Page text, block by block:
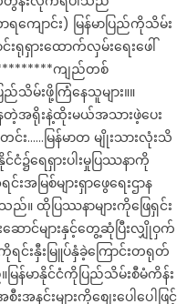
ျောင်း) မြန်မာပြည်ကိုသိမ်း
ရုရှားထောက်လှမ်းရေးဖေါ်
ကျည်တစ်
မ်းဖို့ကြံနေသူများ။။
ေတဲ့အရိုးနဲ့ထိုးမယ်အသားဖဲ့ပေး
မြန်မာတ မျိုးသားလုံးသိ
၌ရေရှားပါးမှုပြဿနာကို
မြစ်များရှာဖွေရေးဌာန
ည်။ ထိုပြဿနာများကိုဖြေရှင်း
ဆောင်များနှင့်တွေ့ဆုံပြီးလျှိုဝှက်
င်းနှီးမြူပ်နှံခဲ့ကြောင်းတရုတ်
ြန်မာနိုင်ငံကိုပြည်သိမ်းစီမံကိန်း
င်းများကိုစျေးပေါပေါဖြင့်